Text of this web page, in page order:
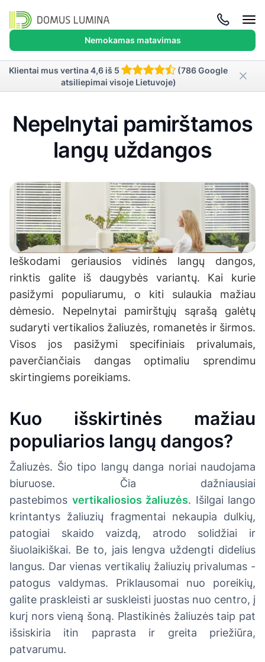
Nemokamas matavimas
Klientai mus vertina 4,6 iš 5
(786 Google
atsiliepimai visoje Lietuvoje)
Nepelnytai pamirštamos
langų uždangos
Ieškodami geriausios vidinės langų dangos,
rinktis galite iš daugybės variantų. Kai kurie
pasižymi populiarumu, o kiti sulaukia mažiau
dėmesio. Nepelnytai pamirštųjų sąrašą galėtų
sudaryti vertikalios žaliuzės, romanetės ir širmos.
Visos jos pasižymi specifiniais privalumais,
paverčiančiais dangas optimaliu sprendimu
skirtingiems poreikiams.
Kuo išskirtinės mažiau
populiarios langų dangos?
Žaliuzės. Šio tipo langų danga noriai naudojama
biuruose. Čia dažniausiai
pastebimos vertikaliosios žaliuzės. Išilgai lango
krintantys žaliuzių fragmentai nekaupia dulkių,
patogiai skaido vaizdą, atrodo solidžiai ir
šiuolaikiškai. Be to, jais lengva uždengti didelius
langus. Dar vienas vertikalių žaliuzių privalumas -
patogus valdymas. Priklausomai nuo poreikių,
galite praskleisti ar suskleisti juostas nuo centro, į
kurį nors vieną šoną. Plastikinės žaliuzės taip pat
išsiskiria itin paprasta ir greita priežiūra,
patvarumu.